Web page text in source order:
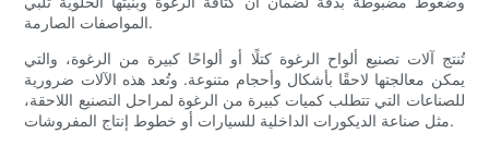
المواصفات الصارمة.
تُنتج آلات تصنيع ألواح الرغوة كتلًا أو ألواحًا كبيرة من الرغوة، والتي
يمكن معالجتها لاحقًا بأشكال وأحجام متنوعة. وتُعد هذه الآلات ضرورية
للصناعات التي تتطلب كميات كبيرة من الرغوة لمراحل التصنيع اللاحقة،
مثل صناعة الديكورات الداخلية للسيارات أو خطوط إنتاج المفروشات.